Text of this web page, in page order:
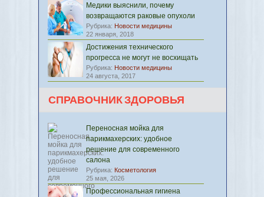
Медики выяснили, почему
возвращаются раковые опухоли
Рубрика: Новости медицины
22 января, 2018
Достижения технического
прогресса не могут не восхищать
Рубрика: Новости медицины
24 августа, 2017
СПРАВОЧНИК ЗДОРОВЬЯ
Переносная мойка для
парикмахерских: удобное
решение для современного
салона
Рубрика: Косметология
25 мая, 2026
Профессиональная гигиена